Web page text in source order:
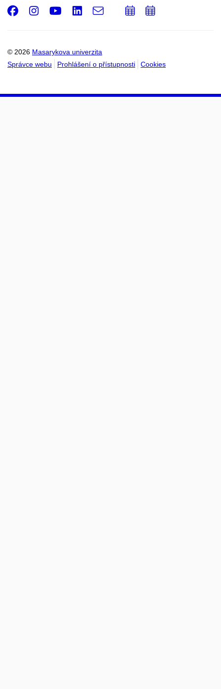
© 2026 Masarykova univerzita
Správce webu
Prohlášení o přístupnosti Cookies
Facebook
Instagram
Youtube
LinkedIn
e-
PřidatPřidat